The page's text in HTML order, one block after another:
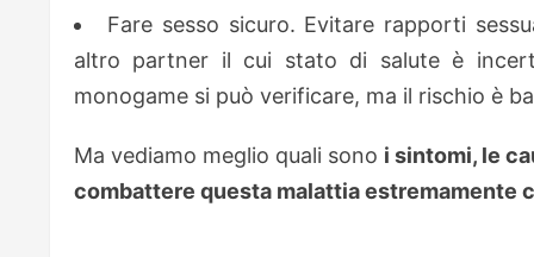
Fare sesso sicuro. Evitare rapporti
altro partner il cui stato di salute è
monogame si può verificare, ma il rischio è
Ma vediamo meglio quali sono i sintomi, le
combattere questa malattia estremamente